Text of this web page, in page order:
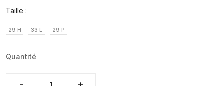
Taille :
29 H 33 L 29 P
Quantité